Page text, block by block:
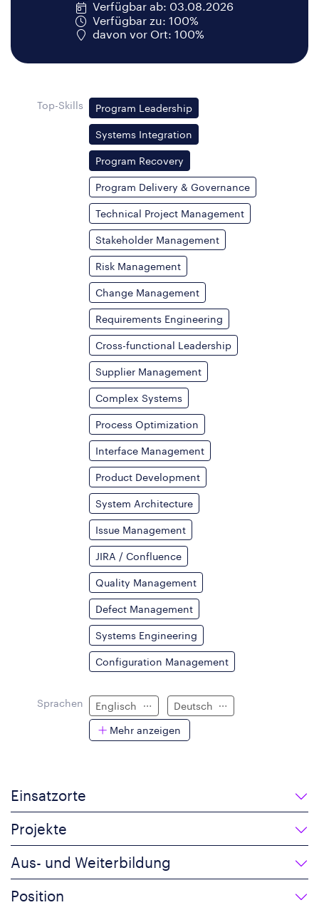
Verfügbar ab: 03.08.2026
Verfügbar zu: 100%
davon vor Ort: 100%
Top-Skills Program Leadership
Systems Integration
Program Recovery
Program Delivery & Governance
Technical Project Management
Stakeholder Management
Risk Management
Change Management
Requirements Engineering
Cross-functional Leadership
Supplier Management
Complex Systems
Process Optimization
Interface Management
Product Development
System Architecture
Issue Management
JIRA / Confluence
Quality Management
Defect Management
Systems Engineering
Configuration Management
Sprachen Englisch
Deutsch
Mehr anzeigen
Einsatzorte
Projekte
Aus- und Weiterbildung
Position